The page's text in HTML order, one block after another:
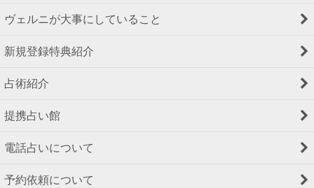
ヴェルニが大事にしていること
新規登録特典紹介
占術紹介
提携占い館
電話占いについて
予約依頼について